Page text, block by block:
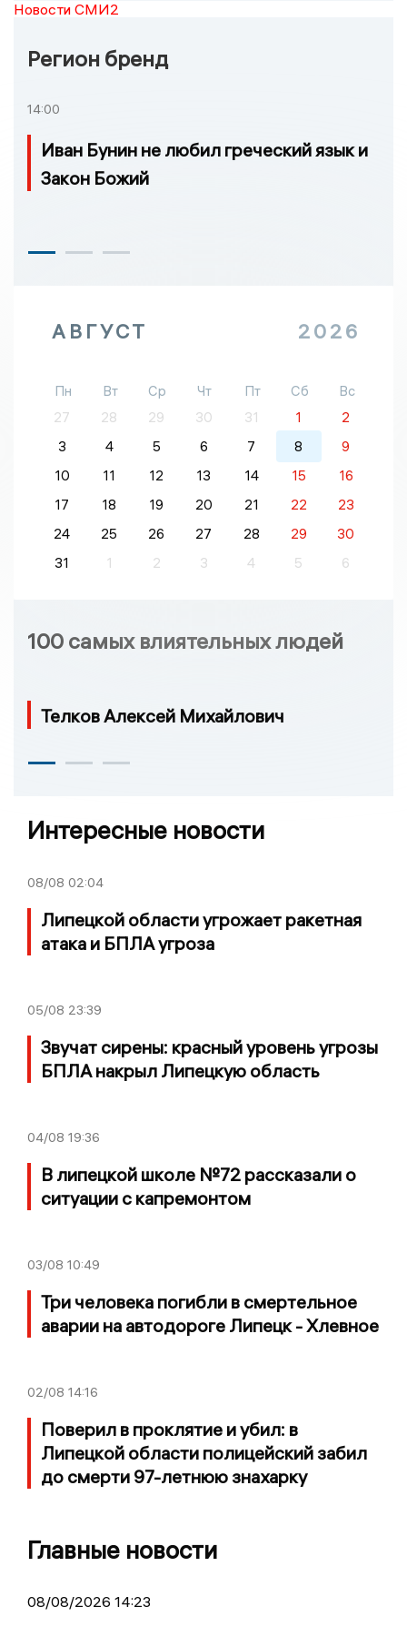
Новости СМИ2
Регион бренд
14:00
Иван Бунин не любил греческий язык и
Закон Божий
АВГУСТ 2026
Пн Вт Ср Чт Пт Сб
Вс
27
28 29 30 31 1
2
3
4 5 6 7 8
9
10
11 12 13 14 15
16
17
18 19 20 21 22
23
24
25 26 27 28 29
30
31
1 2 3 4 5 6
100 самых влиятельных людей
Телков Алексей Михайлович
Интересные новости
08/08 02:04
Липецкой области угрожает ракетная
атака и БПЛА угроза
05/08 23:39
Звучат сирены: красный уровень угрозы
БПЛА накрыл Липецкую область
04/08 19:36
В липецкой школе №72 рассказали о
ситуации с капремонтом
03/08 10:49
Три человека погибли в смертельное
аварии на автодороге Липецк - Хлевное
02/08 14:16
Поверил в проклятие и убил: в
Липецкой области полицейский забил
до смерти 97-летнюю знахарку
Главные новости
08/08/2026 14:23